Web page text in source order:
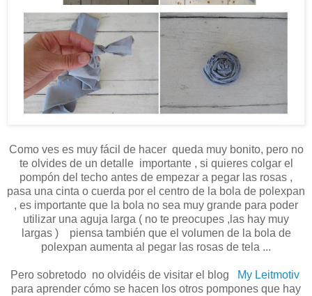
Como ves es muy fácil de hacer queda muy bonito, pero no
te olvides de un detalle importante , si quieres colgar el
pompón del techo antes de empezar a pegar las rosas ,
pasa una cinta o cuerda por el centro de la bola de polexpan
, es importante que la bola no sea muy grande para poder
utilizar una aguja larga ( no te preocupes ,las hay muy
largas ) piensa también que el volumen de la bola de
polexpan aumenta al pegar las rosas de tela ...
Pero sobretodo no olvidéis de visitar el blog
My Leitmotiv
para aprender cómo se hacen los otros pompones que hay